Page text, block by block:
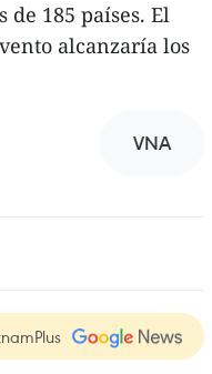
185 países. El
alcanzaría los
VNA